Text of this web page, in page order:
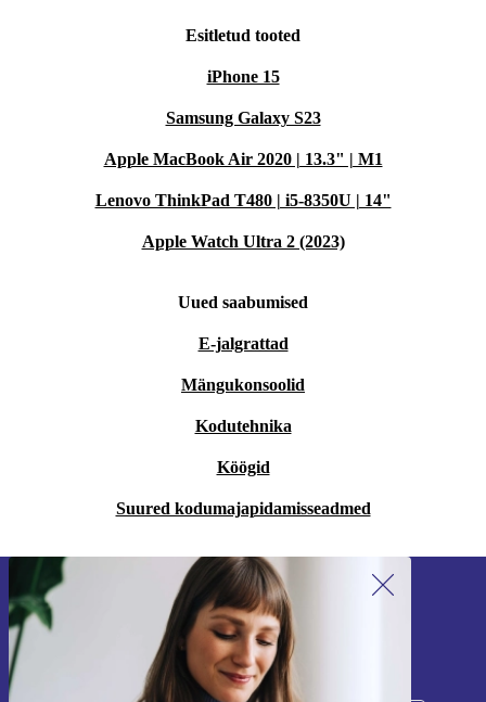
Esitletud tooted
iPhone 15
Samsung Galaxy S23
Apple MacBook Air 2020 | 13.3" | M1
Lenovo ThinkPad T480 | i5-8350U | 14"
Apple Watch Ultra 2 (2023)
Uued saabumised
E-jalgrattad
Mängukonsoolid
Kodutehnika
Köögid
Suured kodumajapidamisseadmed
Liitu meie uudiskirjaga!
Ära jäta enam ühtegi pakkumist vahele.